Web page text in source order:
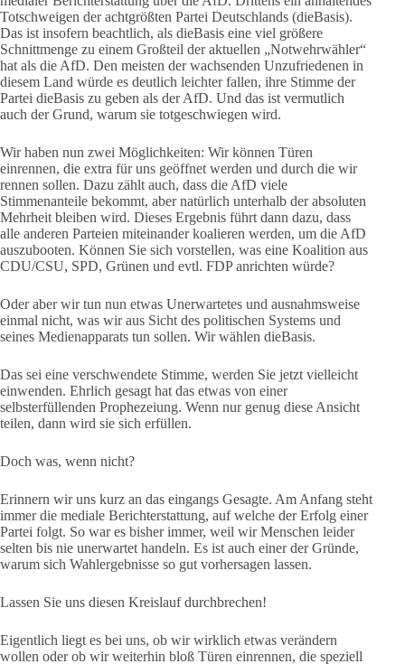
Totschweigen der achtgrößten Partei Deutschlands (dieBasis).
Das ist insofern beachtlich, als dieBasis eine viel größere
Schnittmenge zu einem Großteil der aktuellen „Notwehrwähler“
hat als die AfD. Den meisten der wachsenden Unzufriedenen in
diesem Land würde es deutlich leichter fallen, ihre Stimme der
Partei dieBasis zu geben als der AfD. Und das ist vermutlich
auch der Grund, warum sie totgeschwiegen wird.
Wir haben nun zwei Möglichkeiten: Wir können Türen
einrennen, die extra für uns geöffnet werden und durch die wir
rennen sollen. Dazu zählt auch, dass die AfD viele
Stimmenanteile bekommt, aber natürlich unterhalb der absoluten
Mehrheit bleiben wird. Dieses Ergebnis führt dann dazu, dass
alle anderen Parteien miteinander koalieren werden, um die AfD
auszubooten. Können Sie sich vorstellen, was eine Koalition aus
CDU/CSU, SPD, Grünen und evtl. FDP anrichten würde?
Oder aber wir tun nun etwas Unerwartetes und ausnahmsweise
einmal nicht, was wir aus Sicht des politischen Systems und
seines Medienapparats tun sollen. Wir wählen dieBasis.
Das sei eine verschwendete Stimme, werden Sie jetzt vielleicht
einwenden. Ehrlich gesagt hat das etwas von einer
selbsterfüllenden Prophezeiung. Wenn nur genug diese Ansicht
teilen, dann wird sie sich erfüllen.
Doch was, wenn nicht?
Erinnern wir uns kurz an das eingangs Gesagte. Am Anfang steht
immer die mediale Berichterstattung, auf welche der Erfolg einer
Partei folgt. So war es bisher immer, weil wir Menschen leider
selten bis nie unerwartet handeln. Es ist auch einer der Gründe,
warum sich Wahlergebnisse so gut vorhersagen lassen.
Lassen Sie uns diesen Kreislauf durchbrechen!
Eigentlich liegt es bei uns, ob wir wirklich etwas verändern
wollen oder ob wir weiterhin bloß Türen einrennen, die speziell